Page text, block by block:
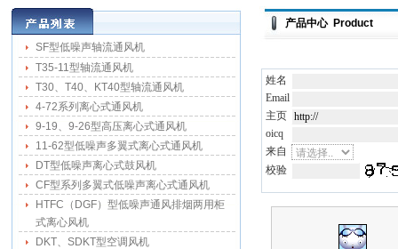
SF型低噪声轴流通风机
T35-11型轴流通风机
T30、T40、KT40型轴流通风机
4-72系列离心式通风机
9-19、9-26型高压离心式通风机
11-62型低噪声多翼式离心式通风机
DT型低噪声离心式鼓风机
CF型系列多翼式低噪声离心式通风机
HTFC（DGF）型低噪声通风排烟两用柜
式离心风机
DKT、SDKT型空调风机
产品中心 Product
姓名
Email
主页
oicq
来自
校验